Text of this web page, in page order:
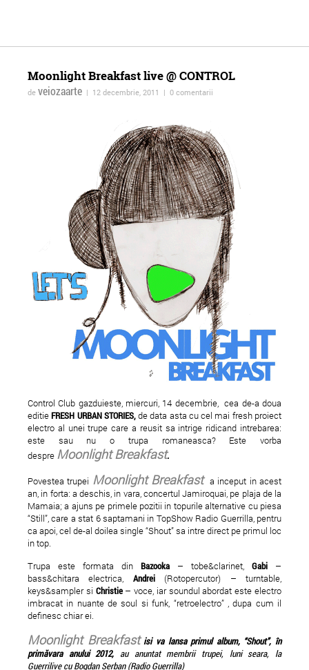
ForTheWin @Galeria 26, 17
mai 2013
Vernisajul expoziției
colective Bucureşti
Optimixed la Imbold,
Galeria
CONTROL
Model's bday party
Moonlight Breakfast live @ CONTROL
de veiozaarte | 12 decembrie, 2011 | 0 comentarii
Control Club gazduieste, miercuri, 14 decembrie, cea de-a doua
editieFRESH URBAN STORIES,de data asta cu cel mai fresh proiect
electro al unei trupe care a reusit sa intrige ridicand intrebarea:
este sau nu o trupa romaneasca? Este vorba
despre Moonlight Breakfast.
Povestea trupei Moonlight Breakfast a inceput in acest
an, in forta: a deschis, in vara, concertul Jamiroquai, pe plaja de la
Mamaia; a ajuns pe primele pozitii in topurile alternative cu piesa
“Still”, care a stat 6 saptamani in TopShow Radio Guerrilla, pentru
ca apoi, cel de-al doilea single “Shout” sa intre direct pe primul loc
in top.
Trupa este formata din Bazooka – tobe&clarinet, Gabi –
bass&chitara electrica, Andrei (Rotopercutor) – turntable,
keys&sampler si Christie – voce, iar soundul abordat este electro
imbracat in nuante de soul si funk, “retroelectro” , dupa cum il
definesc chiar ei.
Moonlight Breakfast isi va lansa primul album, “Shout”, în
primăvara anului 2012, au anuntat membrii trupei, luni seara, la
Guerrilive cu Bogdan Serban (Radio Guerrilla)